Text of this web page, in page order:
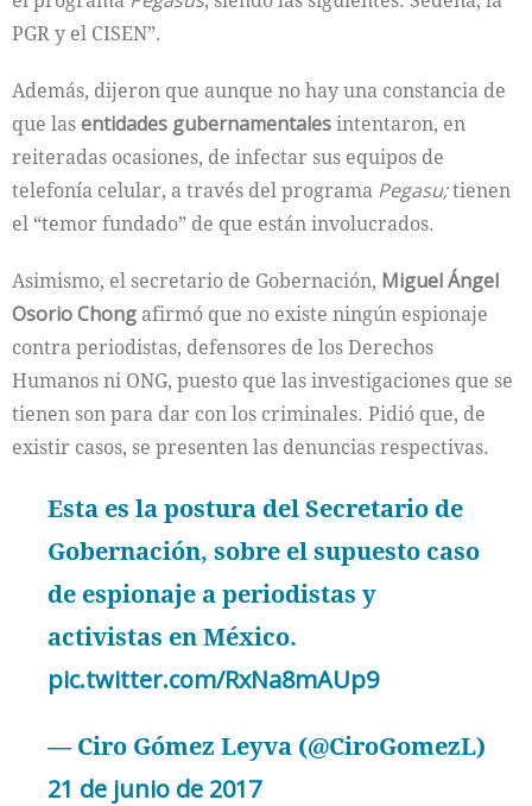
PGR y el CISEN”.
Además, dijeron que aunque no hay una constancia de
que lasentidades gubernamentalesintentaron, en
reiteradas ocasiones, de infectar sus equipos de
telefonía celular, a través del programa Pegasu;tienen
el “temor fundado” de que están involucrados.
Asimismo, el secretario de Gobernación, Miguel Ángel
Osorio Chong afirmó que no existe ningún espionaje
contra periodistas, defensores de los Derechos
Humanos ni ONG, puesto que las investigaciones que se
tienen son para dar con los criminales. Pidió que, de
existir casos, se presenten las denuncias respectivas.
Esta es la postura del Secretario de
Gobernación, sobre el supuesto caso
de espionaje a periodistas y
activistas en México.
pic.twitter.com/RxNa8mAUp9
— Ciro Gómez Leyva (@CiroGomezL)
21 de junio de 2017